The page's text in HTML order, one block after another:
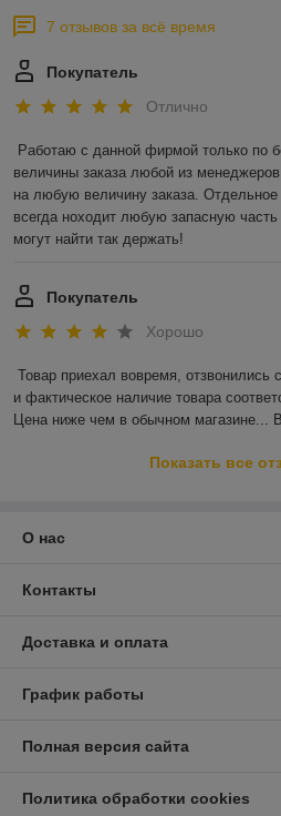
7 отзывов за всё время
Покупатель
Отлично
Работаю с данной фирмой только по
величины заказа любой из менеджеров
на любую величину заказа.
всегда ноходит любую запасную
могут найти так держать!
Покупатель
Хорошо
Товар приехал вовремя, отзвонились
и фактическое наличие товара
Цена ниже чем в обычном магазине...
Показать все
О нас
Контакты
Доставка и оплата
График работы
Полная версия сайта
Политика обработки cookies